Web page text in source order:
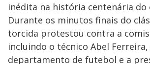
inédita na história centenária do
Durante os minutos finais do
torcida protestou contra a
incluindo o técnico Abel Ferreira,
departamento de futebol e a